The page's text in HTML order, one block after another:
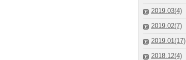
2019.03(4)
2019.02(7)
2019.01(17)
2018.12(4)